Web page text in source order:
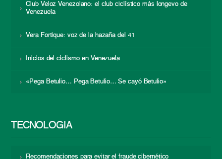
Club Veloz Venezolano: el club ciclístico más longevo de
Venezuela
Vera Fortique: voz de la hazaña del 41
Inicios del ciclismo en Venezuela
«Pega Betulio… Pega Betulio… Se cayó Betulio»
TECNOLOGÍA
Recomendaciones para evitar el fraude cibernético